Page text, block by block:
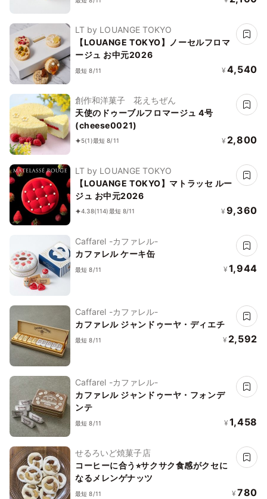
LT by LOUANGE TOKYO
【LOUANGE TOKYO】ノーセルフロマ
ージュ お中元2026
最短 8/11 ¥ 4,540
創作和洋菓子 花えちぜん
天使のドゥーブルフロマージュ 4号
(cheese0021)
5(1)最短 8/11 ¥ 2,800
LT by LOUANGE TOKYO
【LOUANGE TOKYO】マトラッセ ルー
ジュ お中元2026
4.38(114)最短 8/11 ¥ 9,360
Caffarel -カファレル-
カファレル ケーキ缶
最短 8/11 ¥ 1,944
Caffarel -カファレル-
カファレル ジャンドゥーヤ・ディエチ
最短 8/11 ¥ 2,592
Caffarel -カファレル-
カファレル ジャンドゥーヤ・フォンデ
ンテ
最短 8/11 ¥ 1,458
せるろいど焼菓子店
コーヒーに合う⭐︎サクサク食感がクセに
なるメレンゲナッツ
最短 8/11 ¥ 780